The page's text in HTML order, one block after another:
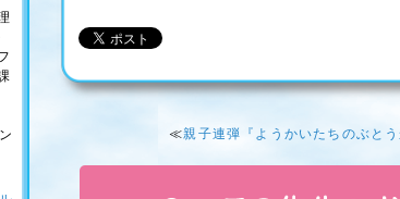
≪親子連弾『ようかいたちのぶとう